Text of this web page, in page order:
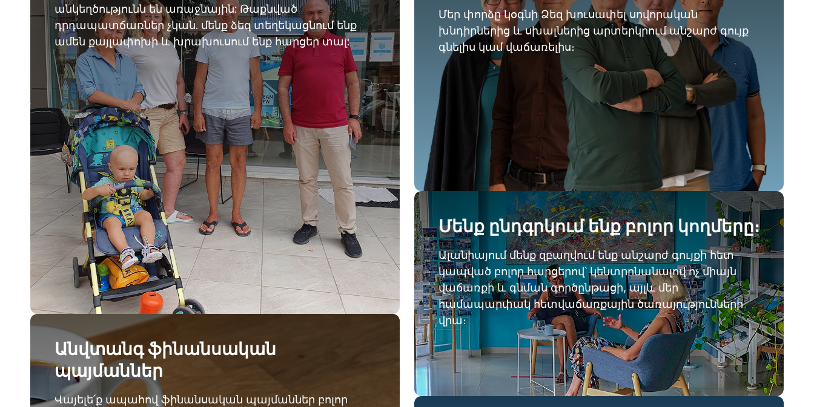
անկեղծությունն են առաջնային: Թաքնված
դրդապատճառներ չկան. մենք ձեզ տեղեկացնում ենք
ամեն քայլափոխի և խրախուսում ենք հարցեր տալ:
Անվտանգ ֆինանսական
պայմաններ
Վայելե՛ք ապահով ֆինանսական պայմաններ բոլոր
Մեր փորձը կօգնի Ձեզ խուսափել սովորական
խնդիրներից և սխալներից արտերկրում անշարժ գույք
գնելիս կամ վաճառելիս։
Մենք ընդգրկում ենք բոլոր կողմերը։
Ալանիայում մենք զբաղվում ենք անշարժ գույքի հետ
կապված բոլոր հարցերով՝ կենտրոնանալով ոչ միայն
վաճառքի և գնման գործընթացի, այլև մեր
համապարփակ հետվաճառքային ծառայությունների
վրա։